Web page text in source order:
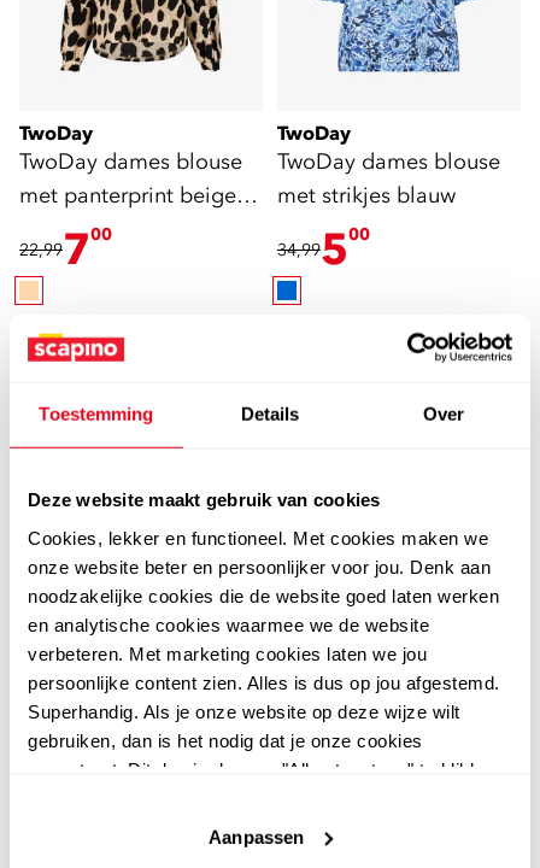
Toestemming Details Over
Deze website maakt gebruik van cookies
Cookies, lekker en functioneel. Met cookies maken we
onze website beter en persoonlijker voor jou. Denk aan
noodzakelijke cookies die de website goed laten werken
en analytische cookies waarmee we de website
verbeteren. Met marketing cookies laten we jou
persoonlijke content zien. Alles is dus op jou afgestemd.
Superhandig. Als je onze website op deze wijze wilt
gebruiken, dan is het nodig dat je onze cookies
accepteert. Dit doe je door op "Alles toestaan" te klikken.
website niet optimaal functioneert.
Aanpassen
TwoDay
TwoDay dames blouse
met panterprint beige
zwart
22,99700
TwoDay
TwoDay dames blouse
met strikjes blauw
34,99500
TwoDay
TwoDay dames blouse
met V-hals bruin
22,9919 99
TwoDay
TwoDay dames blouse
met korte mouwen
olijfgroen
16,991499